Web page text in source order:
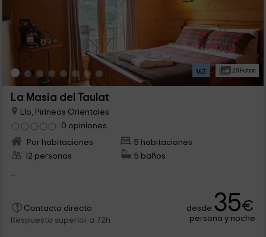
28 Fotos
La Masia del Taulat
Llo, Pirineos Orientales
0 opiniones
Por habitaciones
5 habitaciones
12 personas
5 baños
...
Contacto directo
Respuesta superior a 72h
desde 35€
persona y noche